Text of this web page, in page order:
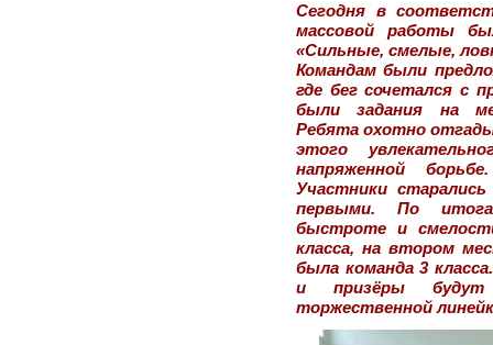
Сегодня в
массовой работы
«Сильные, смелые,
Командам были
где бег сочетался с
были задания на
Ребята охотно
этого
напряженной
Участники
первыми. По
быстроте и
класса, на втором
была команда 3
и призёры будут
торжественной